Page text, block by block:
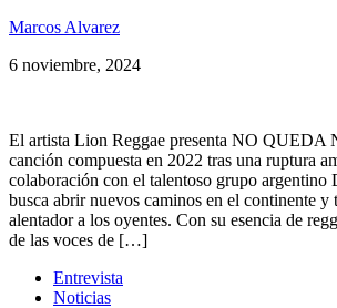
Marcos Alvarez
6 noviembre, 2024
El artista Lion Reggae presenta NO QUEDA
canción compuesta en 2022 tras una ruptura
colaboración con el talentoso grupo argentino
busca abrir nuevos caminos en el continente y
alentador a los oyentes. Con su esencia de
de las voces de […]
Entrevista
Noticias